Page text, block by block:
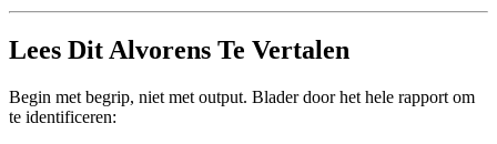
Lees Dit Alvorens Te Vertalen
Begin met begrip, niet met output. Blader door het hele rapport om
te identificeren: